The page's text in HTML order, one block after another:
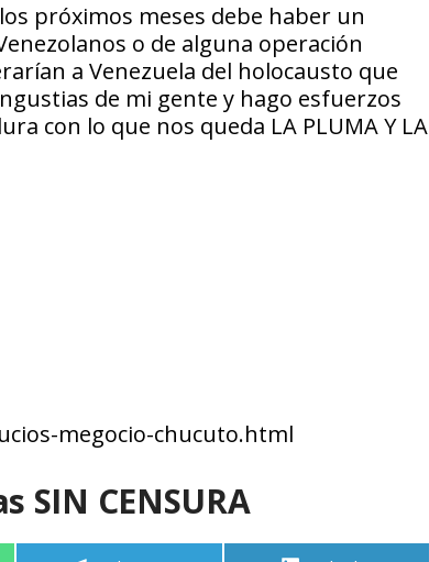
próximos meses debe haber un
o de alguna operación
a Venezuela del holocausto que
de mi gente y hago esfuerzos
con lo que nos queda LA PLUMA Y LA
megocio-chucuto.html
SIN CENSURA